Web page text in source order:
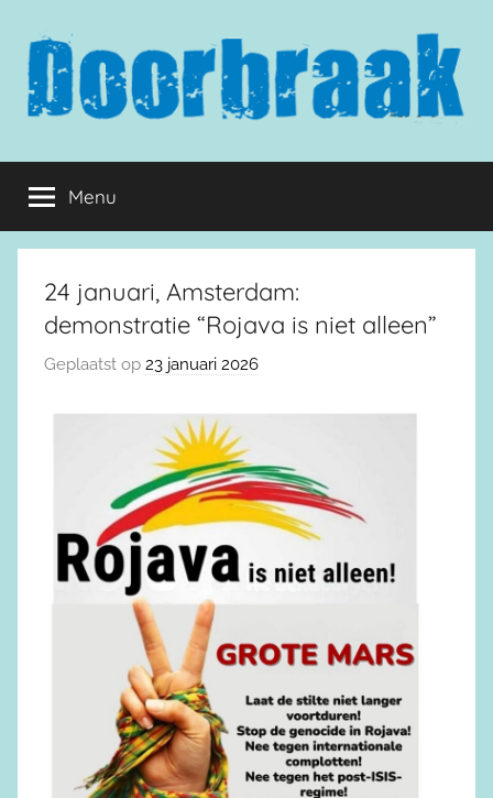
inhoud
springen
Doorbraak.eu
Menu
24 januari, Amsterdam:
demonstratie “Rojava is niet alleen”
Geplaatst op 23 januari 2026